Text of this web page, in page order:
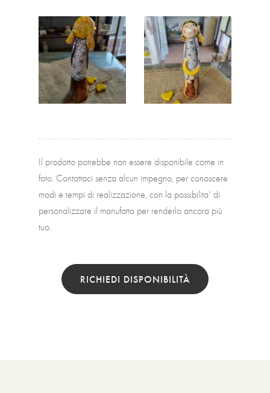
Il prodotto potrebbe non essere disponibile come in
foto. Contattaci senza alcun impegno, per conoscere
modi e tempi di realizzazione, con la possibilita' di
personalizzare il manufatto per renderlo ancora più
tuo.
RICHIEDI DISPONIBILITÀ